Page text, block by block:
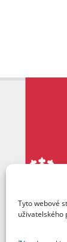
Tyto webové
uživatelského